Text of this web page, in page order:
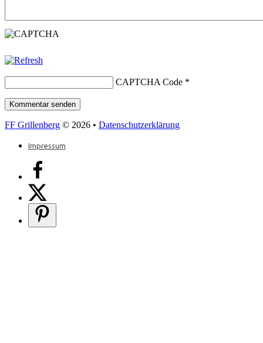
CAPTCHA Code *
FF Grillenberg © 2026 • Datenschutzerklärung
Impressum